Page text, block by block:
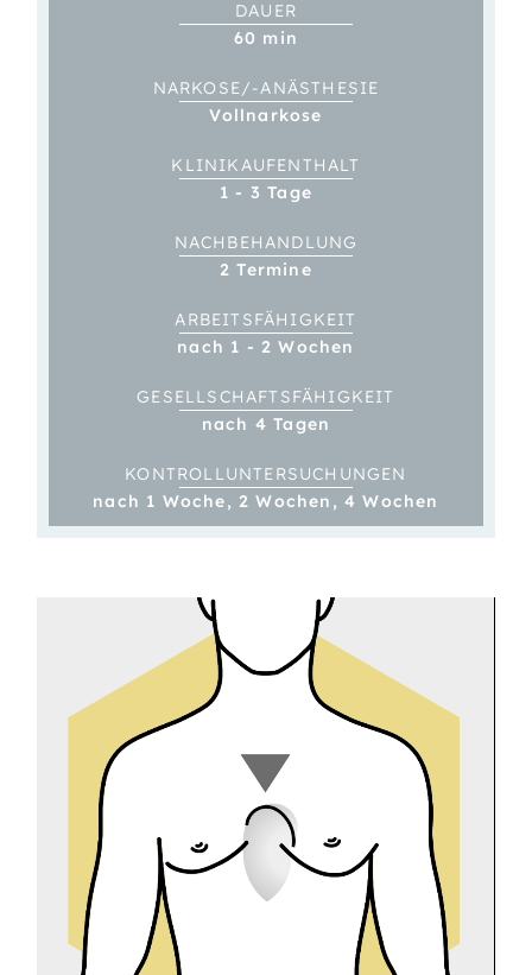
DAUER
60 min
NARKOSE/-ANÄSTHESIE
Vollnarkose
KLINIK­­AUFENTHALT
1 - 3 Tage
NACH­BEHANDLUNG
2 Termine
ARBEITS­FÄHIGKEIT
nach 1 - 2 Wochen
GESELL­SCHAFTS­­FÄHIGKEIT
nach 4 Tagen
KONTROLL­­UNTER­SUCHUNGEN
nach 1 Woche, 2 Wochen, 4 Wochen